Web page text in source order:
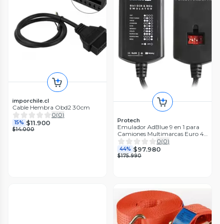
imporchile.cl
Cable Hembra Obd2 30cm
0(0)
15% $11.900
$14.000
Protech
Emulador AdBlue 9 en 1 para
Camiones Multimarcas Euro 4-
5
0(0)
44% $97.980
$175.990